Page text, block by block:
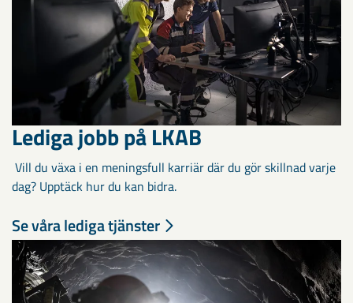
Lediga jobb på LKAB
Vill du växa i en meningsfull karriär där du gör skillnad varje
dag? Upptäck hur du kan bidra.
Se våra lediga tjänster